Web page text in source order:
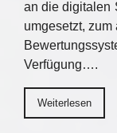
an die digitalen
umgesetzt,
Verfügung….
Weiterlesen